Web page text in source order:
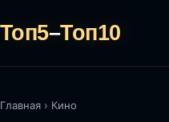
Топ5–Топ10
Главная › Кино